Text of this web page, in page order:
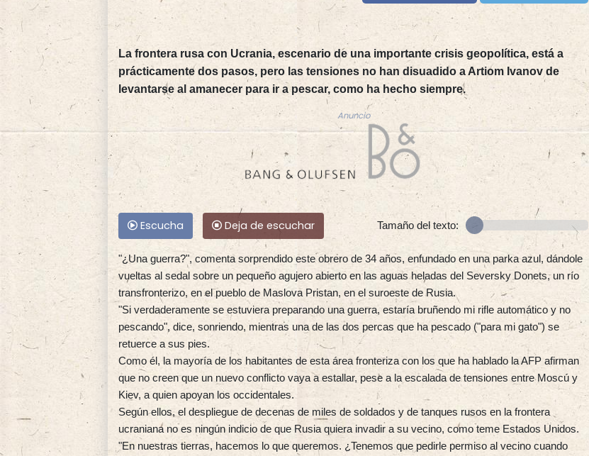
La frontera rusa con Ucrania, escenario de una importante crisis geopolítica, está a
prácticamente dos pasos, pero las tensiones no han disuadido a Artiom Ivanov de
levantarse al amanecer para ir a pescar, como ha hecho siempre.
Anuncio
Escucha Deja de escuchar Tamaño del texto:
"¿Una guerra?", comenta sorprendido este obrero de 34 años, enfundado en una parka azul, dándole
vueltas al sedal sobre un pequeño agujero abierto en las aguas heladas del Seversky Donets, un río
transfronterizo, en el pueblo de Maslova Pristan, en el suroeste de Rusia.
"Si verdaderamente se estuviera preparando una guerra, estaría bruñendo mi rifle automático y no
pescando", dice, sonriendo, mientras una de las dos percas que ha pescado ("para mi gato") se
retuerce a sus pies.
Como él, la mayoría de los habitantes de esta área fronteriza con los que ha hablado la AFP afirman
que no creen que un nuevo conflicto vaya a estallar, pese a la escalada de tensiones entre Moscú y
Kiev, a quien apoyan los occidentales.
Según ellos, el despliegue de decenas de miles de soldados y de tanques rusos en la frontera
ucraniana no es ningún indicio de que Rusia quiera invadir a su vecino, como teme Estados Unidos.
"En nuestras tierras, hacemos lo que queremos. ¿Tenemos que pedirle permiso al vecino cuando